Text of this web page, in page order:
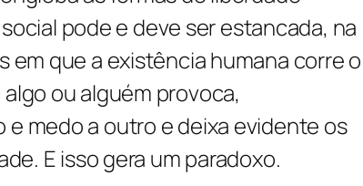
pode e deve ser estancada, na
em que a existência humana corre o
ou alguém provoca,
medo a outro e deixa evidente os
E isso gera um paradoxo.